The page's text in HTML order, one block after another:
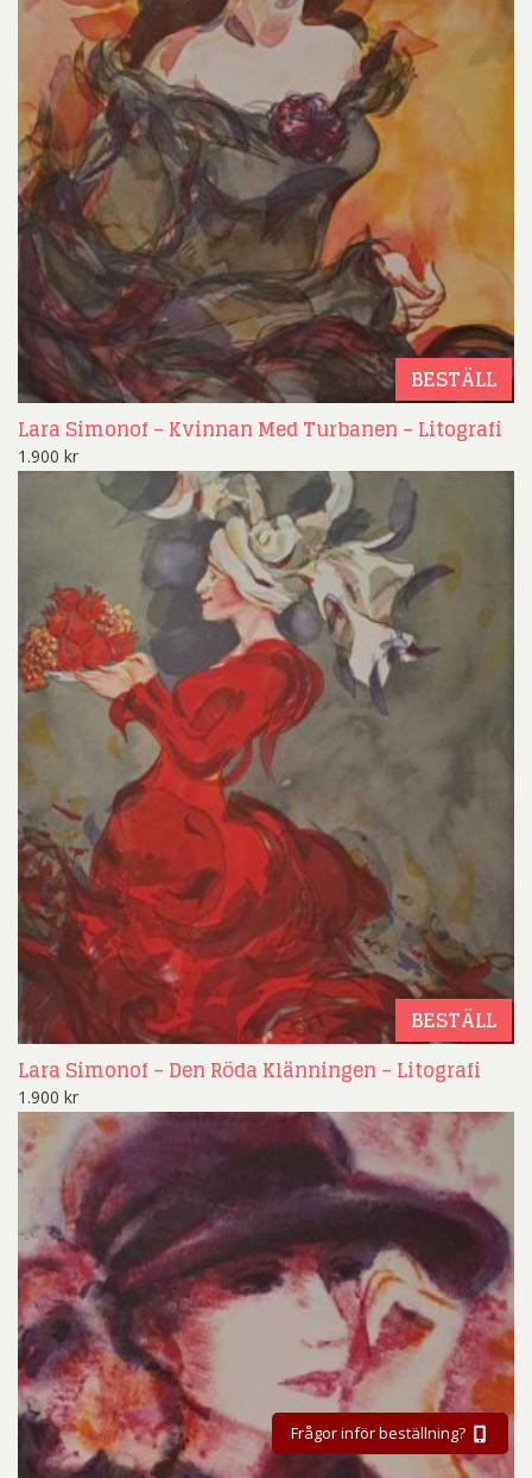
BESTÄLL
Lara Simonof – Kvinnan Med Turbanen – Litografi
1.900 kr
BESTÄLL
Lara Simonof – Den Röda Klänningen – Litografi
1.900 kr
Frågor inför beställning?